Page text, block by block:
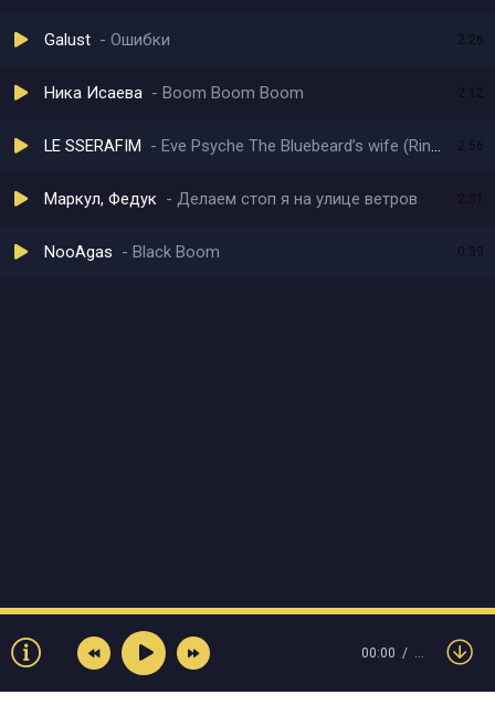
Galust Ошибки 2:26
Ника Исаева Boom Boom Boom
LE SSERAFIM Eve Psyche The Bluebeard’s wife (Rina Sawayama Remix) 2:56
Маркул, Федук Делаем стоп я на улице ветров
NooAgas Black Boom 0:39
00:00 …